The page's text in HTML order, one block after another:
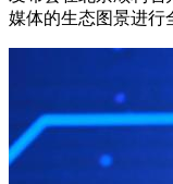
媒体的生态图景进行